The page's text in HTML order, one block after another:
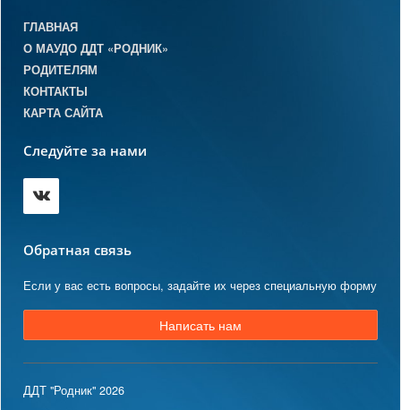
ГЛАВНАЯ
О МАУДО ДДТ «РОДНИК»
РОДИТЕЛЯМ
КОНТАКТЫ
КАРТА САЙТА
Следуйте за нами
Обратная связь
Если у вас есть вопросы, задайте их через специальную форму
Написать нам
ДДТ "Родник" 2026